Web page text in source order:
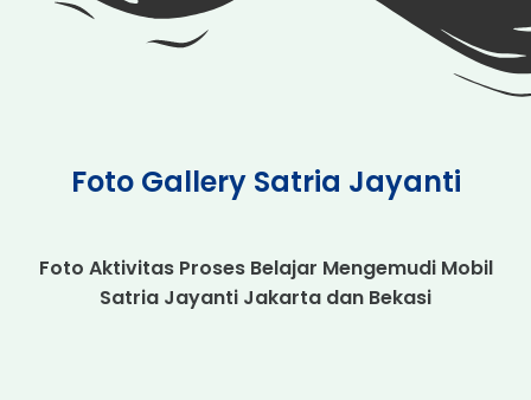
Foto Gallery Satria Jayanti
Foto Aktivitas Proses Belajar Mengemudi Mobil
Satria Jayanti Jakarta dan Bekasi